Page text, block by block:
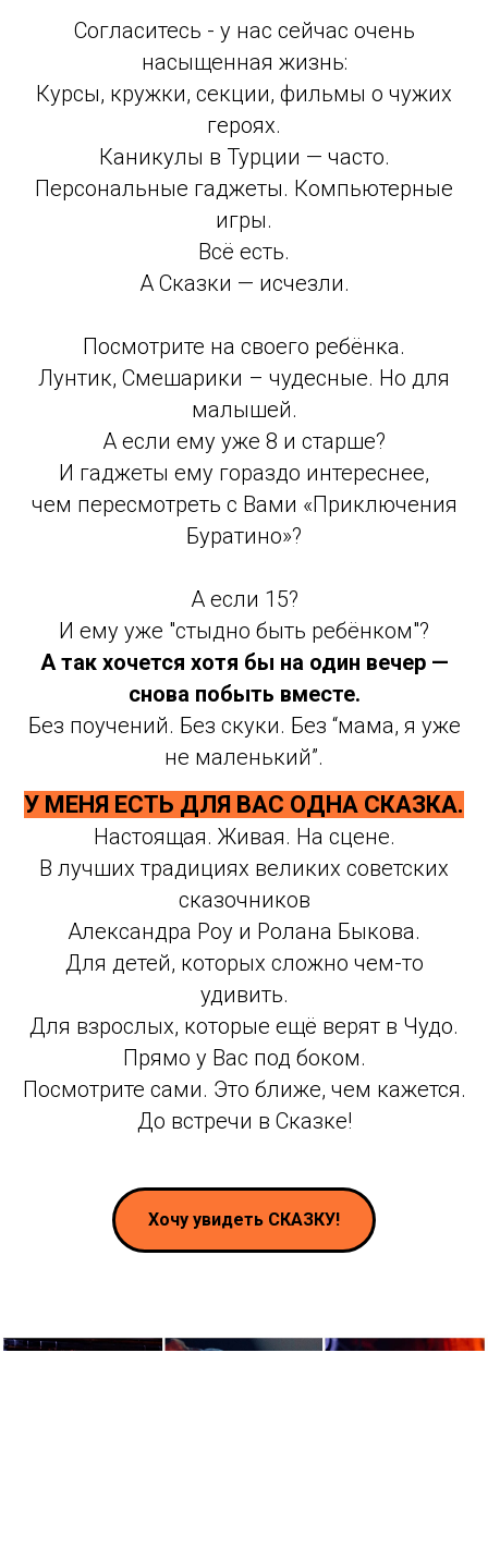
Согласитесь - у нас сейчас очень
насыщенная жизнь:
Курсы, кружки, секции, фильмы о чужих
героях.
Каникулы в Турции — часто.
Персональные гаджеты. Компьютерные
игры.
Всё есть.
А Сказки — исчезли.
Посмотрите на своего ребёнка.
Лунтик, Смешарики – чудесные. Но для
малышей.
А если ему уже 8 и старше?
И гаджеты ему гораздо интереснее,
чем пересмотреть с Вами «Приключения
Буратино»?
А если 15?
И ему уже "стыдно быть ребёнком"?
А так хочется хотя бы на один вечер —
снова побыть вместе.
Без поучений. Без скуки. Без “мама, я уже
не маленький”.
У МЕНЯ ЕСТЬ ДЛЯ ВАС ОДНА СКАЗКА.
Настоящая. Живая. На сцене.
В лучших традициях великих советских
сказочников
Александра Роу и Ролана Быкова.
Для детей, которых сложно чем-то
удивить.
Для взрослых, которые ещё верят в Чудо.
Прямо у Вас под боком.
Посмотрите сами. Это ближе, чем кажется.
До встречи в Сказке!
Хочу увидеть СКАЗКУ!